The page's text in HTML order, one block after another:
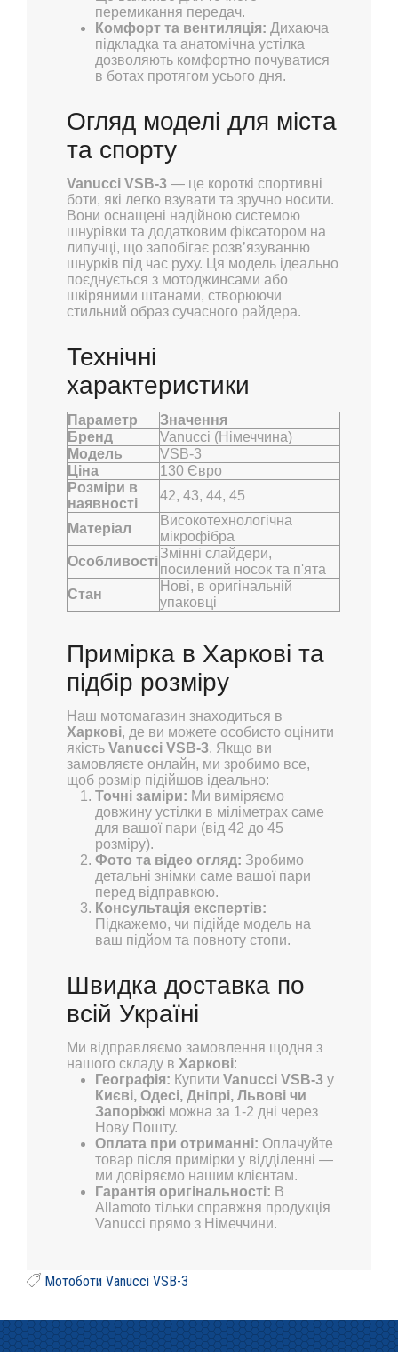
перемикання передач.
Комфорт та вентиляція: Дихаюча
підкладка та анатомічна устілка
дозволяють комфортно почуватися
в ботах протягом усього дня.
Огляд моделі для міста
та спорту
Vanucci VSB-3 — це короткі спортивні
боти, які легко взувати та зручно носити.
Вони оснащені надійною системою
шнурівки та додатковим фіксатором на
липучці, що запобігає розв’язуванню
шнурків під час руху. Ця модель ідеально
поєднується з мотоджинсами або
шкіряними штанами, створюючи
стильний образ сучасного райдера.
Технічні
характеристики
Параметр
Значення
Бренд
Vanucci (Німеччина)
Модель
VSB-3
Ціна
130 Євро
Розміри в
наявності
42, 43, 44, 45
Матеріал
Високотехнологічна
мікрофібра
Особливості
Змінні слайдери,
посилений носок та п'ята
Стан
Нові, в оригінальній
упаковці
Примірка в Харкові та
підбір розміру
Наш мотомагазин знаходиться в
Харкові, де ви можете особисто оцінити
якість Vanucci VSB-3. Якщо ви
замовляєте онлайн, ми зробимо все,
щоб розмір підійшов ідеально:
Точні заміри: Ми виміряємо
довжину устілки в міліметрах саме
для вашої пари (від 42 до 45
розміру).
Фото та відео огляд: Зробимо
детальні знімки саме вашої пари
перед відправкою.
Консультація експертів:
Підкажемо, чи підійде модель на
ваш підйом та повноту стопи.
Швидка доставка по
всій Україні
Ми відправляємо замовлення щодня з
нашого складу в Харкові:
Географія: Купити Vanucci VSB-3 у
Києві, Одесі, Дніпрі, Львові чи
Запоріжжі можна за 1-2 дні через
Нову Пошту.
Оплата при отриманні: Оплачуйте
товар після примірки у відділенні —
ми довіряємо нашим клієнтам.
Гарантія оригінальності: В
Allamoto тільки справжня продукція
Vanucci прямо з Німеччини.
Мотоботи Vanucci VSB-3